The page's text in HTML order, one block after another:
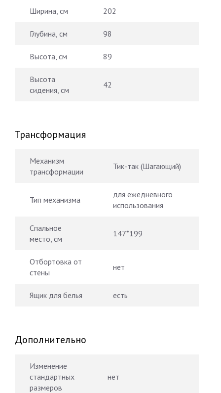
Ширина, см 202
Глубина, см 98
Высота, см 89
Высота
сидения, см
42
Трансформация
Механизм
трансформации
Тик-так (Шагающий)
Тип механизма
для ежедневного
использования
Спальное
место, см
147*199
Отбортовка от
стены
нет
Ящик для белья есть
Дополнительно
Изменение
стандартных
размеров
нет